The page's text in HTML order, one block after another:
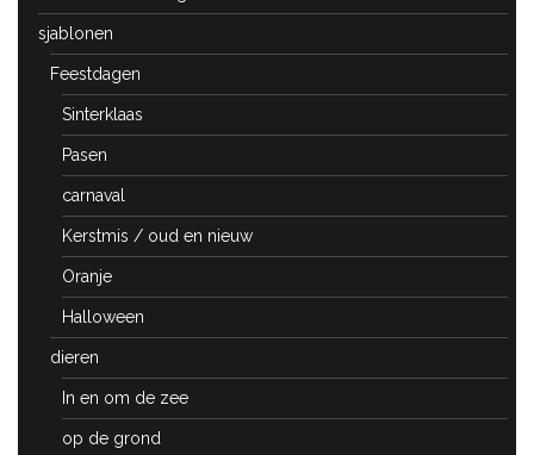
sjablonen
Feestdagen
Sinterklaas
Pasen
carnaval
Kerstmis / oud en nieuw
Oranje
Halloween
dieren
In en om de zee
op de grond